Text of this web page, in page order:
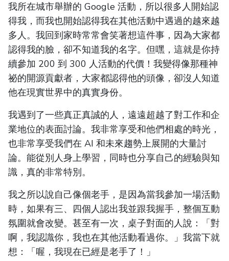
我所在城市舉辦的 Google 活動，所以很多人開始認
得我，而我也開始認得我在其他活動中遇過的越來越
多人。我回到家時常常會笑著想這件事，因為大家都
認得我的臉，卻不知道我的名字。但嘿，這就是你持
續參加 200 到 300 人活動的代價！我變得像那種神
祕的開源貢獻者，大家都認得他的頭像，卻沒人知道
他在現實世界中的真實身份。
我遇到了一些真正真誠的人，遠遠超越了對工作和企
業地位的表面討論。我非常享受和他們相處的時光，
也非常享受我們在 AI 和未來趨勢上展開的大量討
論。能從別人身上學習，同時也分享自己的經驗與知
識，真的非常特別。
我之所以說自己像個老手，是因為當我參加一場活動
時，如果有三、四個人認出我並跟我握手，整個互動
氛圍就會改變。甚至有一次，桌子對面的人說：「對
啊，我認識你，我也在其他活動看過你。」我當下就
想：「喔，我現在已經是老手了！」